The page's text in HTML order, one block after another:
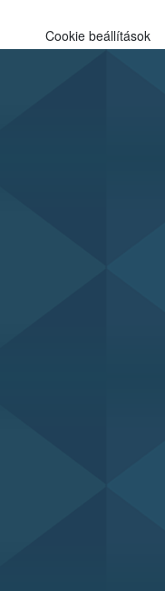
Cookie beállítások